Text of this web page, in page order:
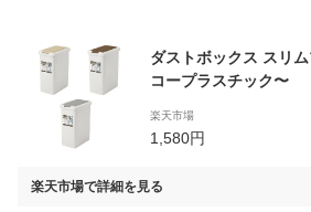
ダストボックス スリ
コープラスチック〜
楽天市場
1,580円
楽天市場で詳細を見る